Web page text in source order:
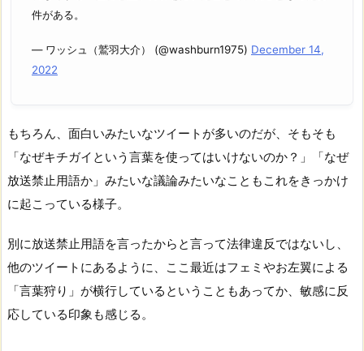
件がある。
— ワッシュ（鷲羽大介） (@washburn1975) December 14,
2022
もちろん、面白いみたいなツイートが多いのだが、そもそも
「なぜキチガイという言葉を使ってはいけないのか？」「なぜ
放送禁止用語か」みたいな議論みたいなこともこれをきっかけ
に起こっている様子。
別に放送禁止用語を言ったからと言って法律違反ではないし、
他のツイートにあるように、ここ最近はフェミやお左翼による
「言葉狩り」が横行しているということもあってか、敏感に反
応している印象も感じる。